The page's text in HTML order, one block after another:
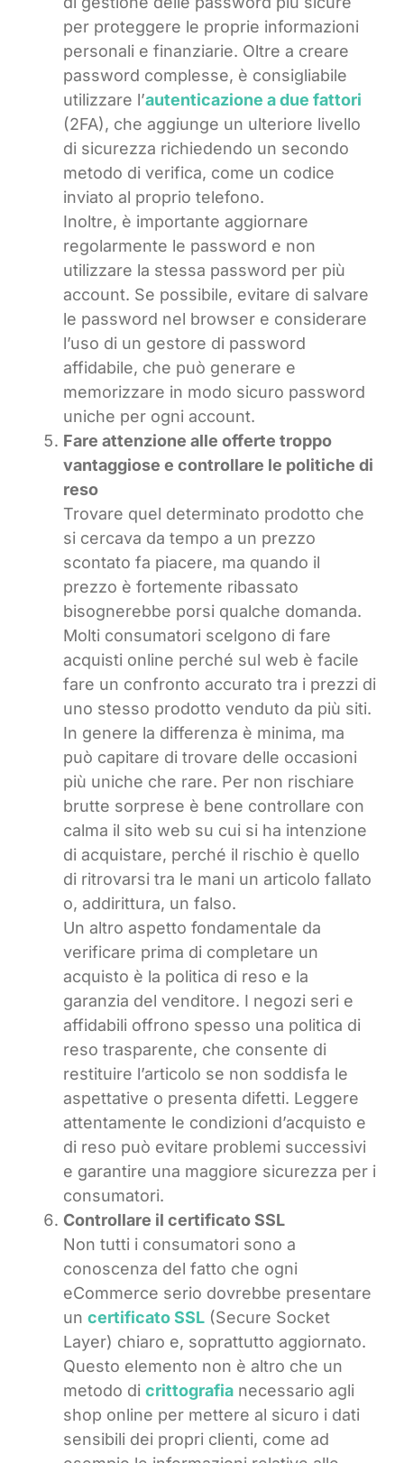
per proteggere le proprie informazioni
personali e finanziarie. Oltre a creare
password complesse, è consigliabile
utilizzare l’autenticazione a due fattori
(2FA), che aggiunge un ulteriore livello
di sicurezza richiedendo un secondo
metodo di verifica, come un codice
inviato al proprio telefono.
Inoltre, è importante aggiornare
regolarmente le password e non
utilizzare la stessa password per più
account. Se possibile, evitare di salvare
le password nel browser e considerare
l’uso di un gestore di password
affidabile, che può generare e
memorizzare in modo sicuro password
uniche per ogni account.
Fare attenzione alle offerte troppo
vantaggiose e controllare le politiche di
reso
Trovare quel determinato prodotto che
si cercava da tempo a un prezzo
scontato fa piacere, ma quando il
prezzo è fortemente ribassato
bisognerebbe porsi qualche domanda.
Molti consumatori scelgono di fare
acquisti online perché sul web è facile
fare un confronto accurato tra i prezzi di
uno stesso prodotto venduto da più siti.
In genere la differenza è minima, ma
può capitare di trovare delle occasioni
più uniche che rare. Per non rischiare
brutte sorprese è bene controllare con
calma il sito web su cui si ha intenzione
di acquistare, perché il rischio è quello
di ritrovarsi tra le mani un articolo fallato
o, addirittura, un falso.
Un altro aspetto fondamentale da
verificare prima di completare un
acquisto è la politica di reso e la
garanzia del venditore. I negozi seri e
affidabili offrono spesso una politica di
reso trasparente, che consente di
restituire l’articolo se non soddisfa le
aspettative o presenta difetti. Leggere
attentamente le condizioni d’acquisto e
di reso può evitare problemi successivi
e garantire una maggiore sicurezza per i
consumatori.
Controllare il certificato SSL
Non tutti i consumatori sono a
conoscenza del fatto che ogni
eCommerce serio dovrebbe presentare
un certificato SSL (Secure Socket
Layer) chiaro e, soprattutto aggiornato.
Questo elemento non è altro che un
metodo di crittografia necessario agli
shop online per mettere al sicuro i dati
sensibili dei propri clienti, come ad